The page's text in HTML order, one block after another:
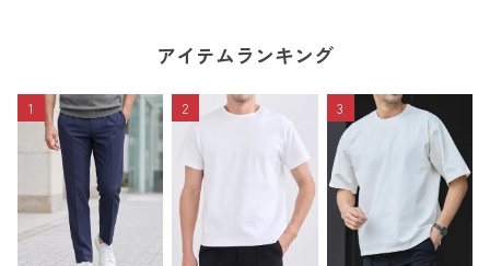
アイテムランキング
1 2 3